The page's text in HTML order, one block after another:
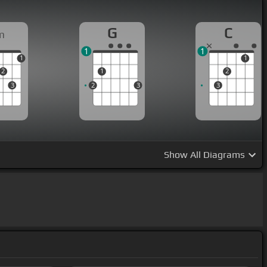
2
3
1
G
2
1
3
1
C
3
2
1
1
Show All Diagrams